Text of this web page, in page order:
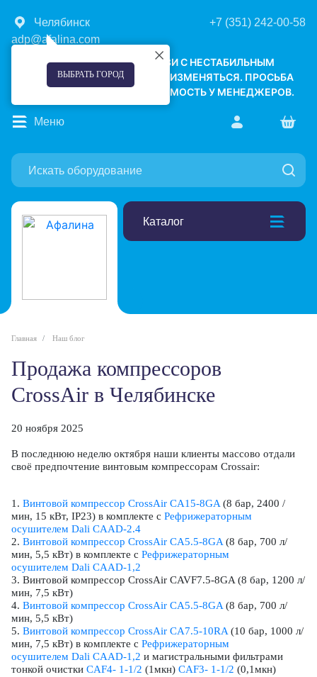
Челябинск
ВЫБРАТЬ ГОРОД
+7 (351) 242-00-58
adp@afalina.com
УВАЖАЕМЫЕ КЛИЕНТЫ! В СВЯЗИ С НЕСТАБИЛЬНЫМ
КУРСОМ ВАЛЮТ, ЦЕНЫ МОГУТ ИЗМЕНЯТЬСЯ. ПРОСЬБА
УТОЧНЯТЬ АКТУАЛЬНУЮ СТОИМОСТЬ У МЕНЕДЖЕРОВ.
Каталог
Меню
Главная Наш блог
Продажа компрессоров
CrossAir в Челябинске
20 ноября 2025
В последнюю неделю октября наши клиенты массово отдали
своё предпочтение винтовым компрессорам Crossair:
1. Винтовой компрессор CrossAir CA15-8GA (8 бар, 2400 /
мин, 15 кВт, IP23) в комплекте с Рефрижераторным
осушителем Dali CAAD-2.4
2. Винтовой компрессор CrossAir CA5.5-8GA (8 бар, 700 л/
мин, 5,5 кВт) в комплекте с Рефрижераторным
осушителем Dali CAAD-1,2
3. Винтовой компрессор CrossAir CAVF7.5-8GA (8 бар, 1200 л/
мин, 7,5 кВт)
4. Винтовой компрессор CrossAir CA5.5-8GA (8 бар, 700 л/
мин, 5,5 кВт)
5. Винтовой компрессор CrossAir CA7.5-10RA (10 бар, 1000 л/
мин, 7,5 кВт) в комплекте с Рефрижераторным
осушителем Dali CAAD-1,2 и магистральными фильтрами
тонкой очистки CAF4- 1-1/2 (1мкн) CAF3- 1-1/2 (0,1мкн)